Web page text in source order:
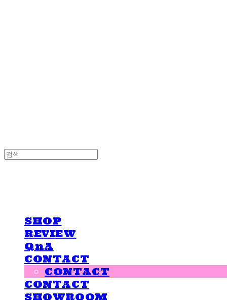
SHOP
REVIEW
QnA
CONTACT
CONTACT
CONTACT
SHOWROOM